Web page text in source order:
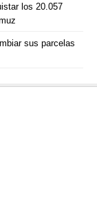
los 20.057
sus parcelas